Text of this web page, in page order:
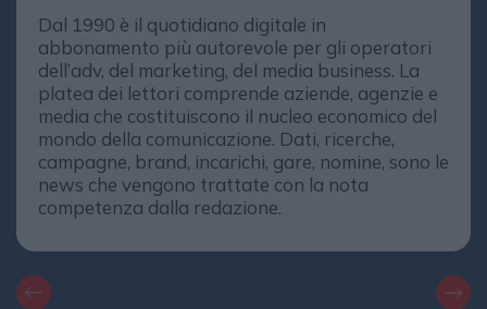
Dal 1990 è il quotidiano digitale in
abbonamento più autorevole per gli operatori
dell’adv, del marketing, del media business. La
platea dei lettori comprende aziende, agenzie e
media che costituiscono il nucleo economico del
mondo della comunicazione. Dati, ricerche,
campagne, brand, incarichi, gare, nomine, sono le
news che vengono trattate con la nota
competenza dalla redazione.